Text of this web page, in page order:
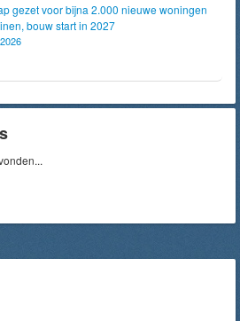
gezet voor bijna 2.000 nieuwe woningen
bouw start in 2027